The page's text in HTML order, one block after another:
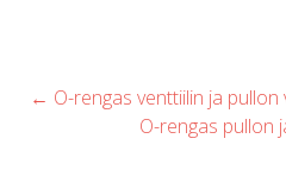
Post
← O-rengas venttiilin ja pullon
O-rengas pullon